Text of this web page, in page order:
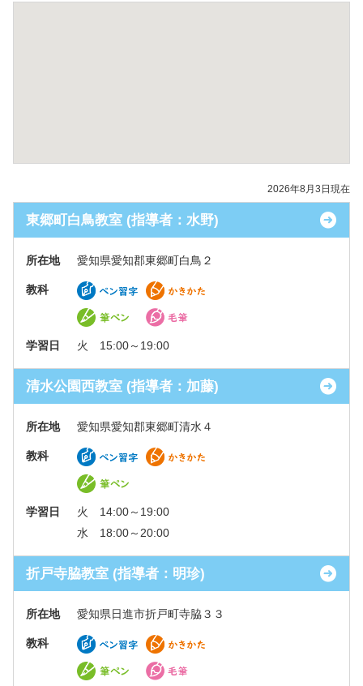
2026年8月3日現在
東郷町白鳥教室 (指導者：水野)
所在地 愛知県愛知郡東郷町白鳥２
教科
学習日 火 15:00～19:00
清水公園西教室 (指導者：加藤)
所在地 愛知県愛知郡東郷町清水４
教科
学習日
火 14:00～19:00
水 18:00～20:00
折戸寺脇教室 (指導者：明珍)
所在地 愛知県日進市折戸町寺脇３３
教科